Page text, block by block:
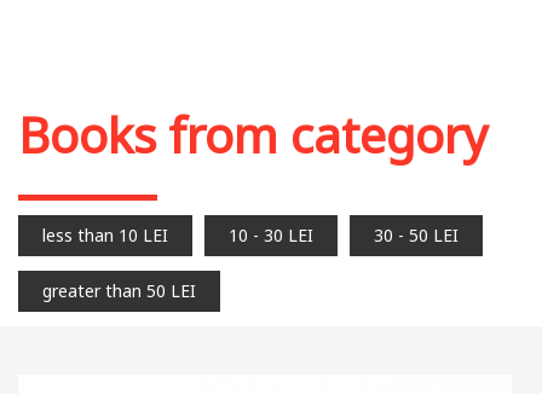
Books from category
less than 10 LEI 10 - 30 LEI 30 - 50 LEI
greater than 50 LEI